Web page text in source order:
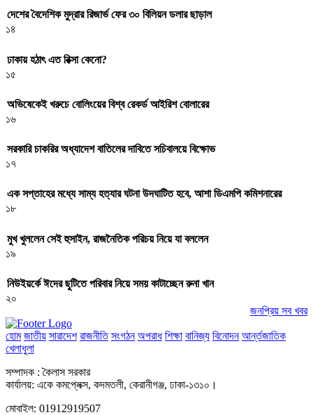
দেশের বৈদেশিক মুদ্রার রিজার্ভ ফের ৩০ বিলিয়ন ডলার ছাড়াল
১৪
ঢাকায় হঠাৎ এত রিক্সা কেনো?
১৫
অভিষেকেই খরুচে বোলিংয়ের বিশ্ব রেকর্ড আইরিশ বোলারের
১৬
সরকারি চাকরির অধ্যাদেশ বাতিলের দাবিতে সচিবালয়ে বিক্ষোভ
১৭
এক সপ্তাহের মধ্যে সাম্য হত্যার ঘটনা উদঘাটিত হবে, আশা ডিএমপি কমিশনারের
১৮
মুখ খুললেন সেই হুসাইন, রাজনৈতিক পরিচয় নিয়ে যা বললেন
১৯
নিউইয়র্কে ঈদের ছুটিতে পরিবার নিয়ে সময় কাটাচ্ছেন রুনা খান
২০
জনপ্রিয় সব খবর
হোম জাতীয় সারাদেশ রাজনীতি সংগঠন অপরাধ শিক্ষা বানিজ্য বিনোদন আর্ন্তজাতিক
খেলাধুলা
সম্পাদক : কৈলাস সরকার
কার্যালয়: একে কমপ্লেক্স, কদমতলী, কেরানীগঞ্জ, ঢাকা-১৩১০।
মোবাইল: 01912919507